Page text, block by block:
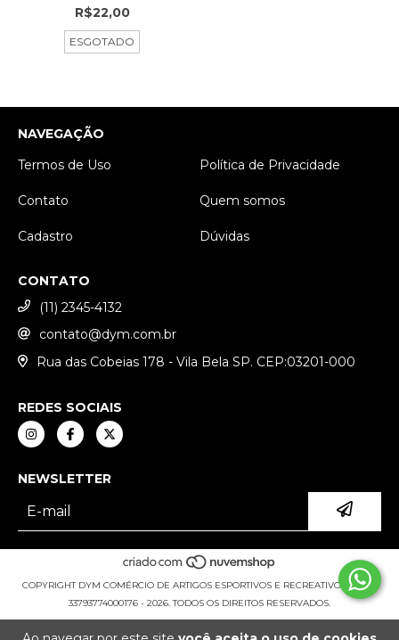
R$22,00
ESGOTADO
NAVEGAÇÃO
Termos de Uso
Política de Privacidade
Contato Quem somos
Cadastro Dúvidas
CONTATO
(11) 2345-4132
contato@dym.com.br
Rua das Cobeias 178 - Vila Bela SP. CEP:03201-000
REDES SOCIAIS
NEWSLETTER
COPYRIGHT DYM COMÉRCIO DE ARTIGOS ESPORTIVOS E RECREATIVOS LTDA -
33793774000176 - 2026. TODOS OS DIREITOS RESERVADOS.